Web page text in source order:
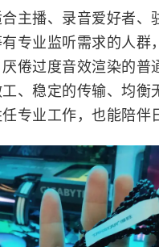
主播、录音爱好者、
专业监听需求的人群
倦过度音效渲染的普
、稳定的传输、均衡
专业工作，也能陪伴